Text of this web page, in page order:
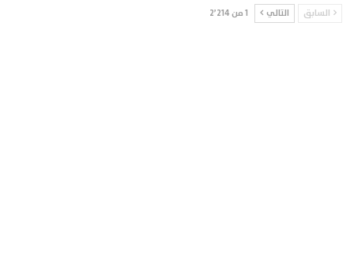
السابق التالي 1 من 2٬214